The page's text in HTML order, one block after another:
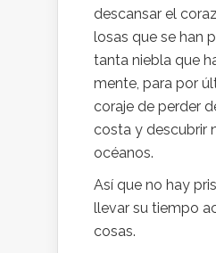
descansar el
losas que se han
tanta niebla que
mente, para por
coraje de perder
costa y descubrir
océanos.
Así que no hay
llevar su tiempo
cosas.